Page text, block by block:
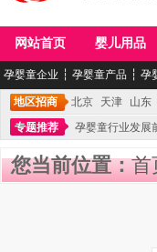
网站首页 婴儿用品
孕婴童企业 ┆ 孕婴童产品 ┆ 孕
地区招商 北京 天津 山东
专题推荐
孕婴童行业发展
您当前位置：首